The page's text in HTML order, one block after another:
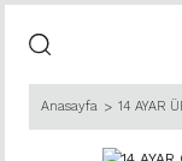
Anasayfa 14 AYAR